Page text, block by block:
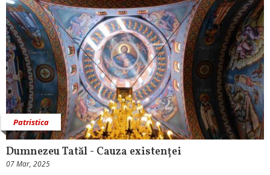
Patristica
Dumnezeu Tatăl - Cauza existenței
07 Mar, 2025